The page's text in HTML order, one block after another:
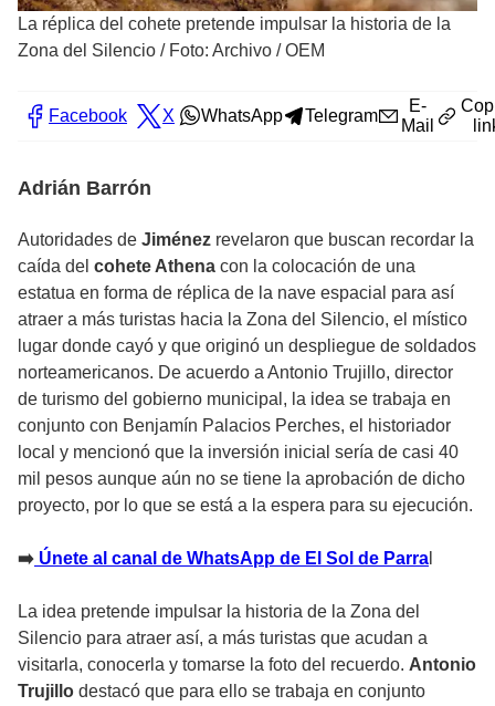
La réplica del cohete pretende impulsar la historia de la
Zona del Silencio / Foto: Archivo / OEM
Facebook X WhatsApp Telegram
E-
Mail
Adrián Barrón
Autoridades de Jiménez revelaron que buscan recordar la
caída del cohete Athena con la colocación de una
estatua en forma de réplica de la nave espacial para así
atraer a más turistas hacia la Zona del Silencio, el místico
lugar donde cayó y que originó un despliegue de soldados
norteamericanos. De acuerdo a Antonio Trujillo, director
de turismo del gobierno municipal, la idea se trabaja en
conjunto con Benjamín Palacios Perches, el historiador
local y mencionó que la inversión inicial sería de casi 40
mil pesos aunque aún no se tiene la aprobación de dicho
proyecto, por lo que se está a la espera para su ejecución.
➡️ Únete al canal de WhatsApp de El Sol de Parra
La idea pretende impulsar la historia de la Zona del
Silencio para atraer así, a más turistas que acudan a
visitarla, conocerla y tomarse la foto del recuerdo. Antonio
Trujillo destacó que para ello se trabaja en conjunto